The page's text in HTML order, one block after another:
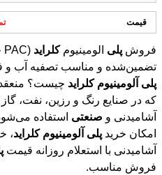
قیمت
فروش پلی الومینیومکلراید (PAC چینی) گرید
تضمین‌شده و مناسب تصفیه آب و
پلی آلومینیوم کلراید چیست؟
که در صنایع رنگ
آشامیدنی و صنعتی استفاده
امکان خرید پلی آلومینیوم کلراید،
آشامیدنی با استعلام روزانه قیمت
فروش مناسب.